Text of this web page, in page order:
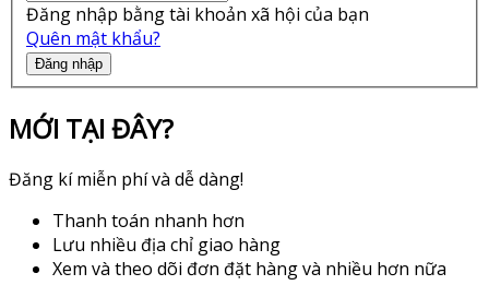
Đăng nhập bằng tài khoản xã hội của bạn
Quên mật khẩu?
Đăng nhập
MỚI TẠI ĐÂY?
Đăng kí miễn phí và dễ dàng!
Thanh toán nhanh hơn
Lưu nhiều địa chỉ giao hàng
Xem và theo dõi đơn đặt hàng và nhiều hơn nữa